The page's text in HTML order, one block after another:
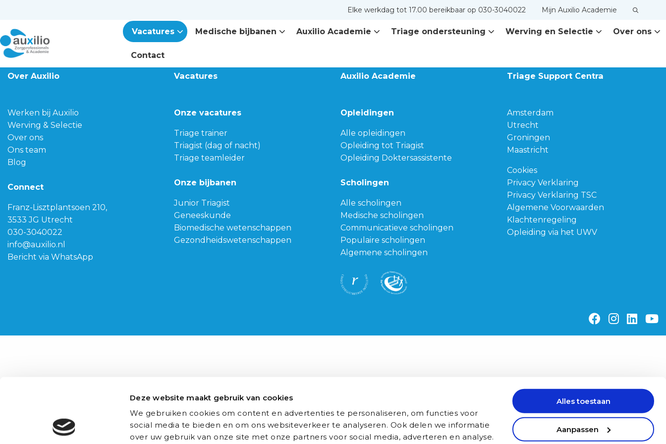
Deze website maakt gebruik van cookies
We gebruiken cookies om content en advertenties te personaliseren, om functies voor
social media te bieden en om ons websiteverkeer te analyseren. Ook delen we informatie
over uw gebruik van onze site met onze partners voor social media, adverteren en analyse.
Alles toestaan
Aanpassen
Elke werkdag tot 17.00 bereikbaar op 030-3040022 Mijn Auxilio Academie
Vacatures Medische bijbanen Auxilio Academie Triage ondersteuning Werving en Selectie Over ons
Contact
Over Auxilio
Werken bij Auxilio
Werving & Selectie
Over ons
Ons team
Blog
Connect
Franz-Lisztplantsoen 210,
3533 JG Utrecht
030-3040022
info@auxilio.nl
Bericht via WhatsApp
Vacatures
Onze vacatures
Triage trainer
Triagist (dag of nacht)
Triage teamleider
Onze bijbanen
Junior Triagist
Geneeskunde
Biomedische wetenschappen
Gezondheidswetenschappen
Auxilio Academie
Opleidingen
Alle opleidingen
Opleiding tot Triagist
Opleiding Doktersassistente
Scholingen
Alle scholingen
Medische scholingen
Communicatieve scholingen
Populaire scholingen
Algemene scholingen
Triage Support Centra
Amsterdam
Utrecht
Groningen
Maastricht
Cookies
Privacy Verklaring
Privacy Verklaring TSC
Algemene Voorwaarden
Klachtenregeling
Opleiding via het UWV
Ga
naar
Ga
naar
Ga
naar